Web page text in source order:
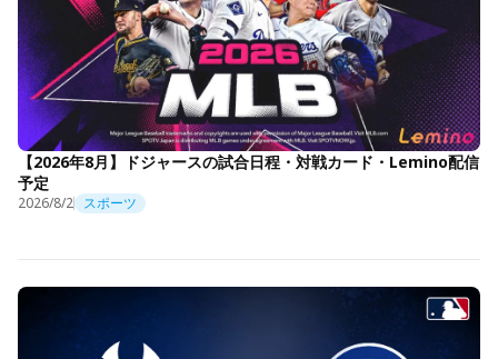
【2026年8月】ドジャースの試合日程・対戦カード・Lemino配信
予定
2026/8/2 スポーツ